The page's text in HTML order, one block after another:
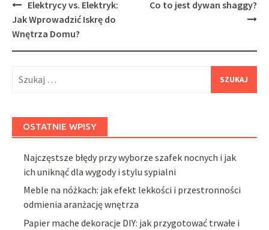
Post
navigation
Elektrycy vs. Elektryk:
Jak Wprowadzić Iskrę do
Wnętrza Domu?
Co to jest dywan shaggy?
OSTATNIE WPISY
Najczęstsze błędy przy wyborze szafek nocnych i jak
ich uniknąć dla wygody i stylu sypialni
Meble na nóżkach: jak efekt lekkości i przestronności
odmienia aranżację wnętrza
Papier mache dekoracje DIY: jak przygotować trwałe i